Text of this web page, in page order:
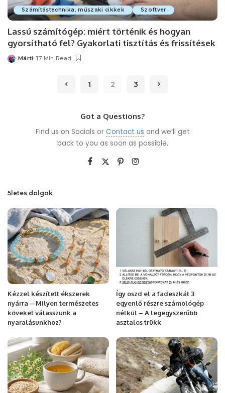
Számítástechnika, műszaki cikkek Szoftver
Lassú számítógép: miért történik és hogyan
gyorsítható fel? Gyakorlati tisztítás és frissítések
Posted
Márti 17 Min Read
1 2 3
Got a Questions?
Find us on Socials or Contact us and we’ll get
back to you as soon as possible.
5letes dolgok
Kézzel készített ékszerek
nyárra – Milyen természetes
köveket válasszunk a
nyaralásunkhoz?
Így oszd el a fadeszkát 3
egyenlő részre számológép
nélkül – A legegyszerűbb
asztalos trükk